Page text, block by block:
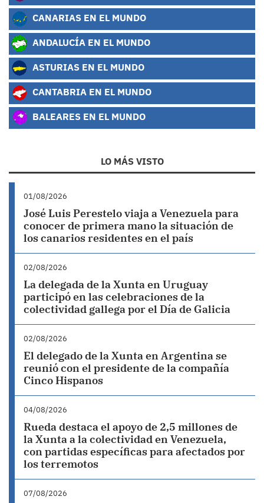
CANARIAS EN EL MUNDO
ANDALUCÍA EN EL MUNDO
ASTURIAS EN EL MUNDO
CANTABRIA EN EL MUNDO
BALEARES EN EL MUNDO
LO MÁS VISTO
01/08/2026
José Luis Perestelo viaja a Venezuela para
conocer de primera mano la situación de
los canarios residentes en el país
02/08/2026
La delegada de la Xunta en Uruguay
participó en las celebraciones de la
colectividad gallega por el Día de Galicia
02/08/2026
El delegado de la Xunta en Argentina se
reunió con el presidente de la compañía
Cinco Hispanos
04/08/2026
Rueda destaca el apoyo de 2,5 millones de
la Xunta a la colectividad en Venezuela,
con partidas específicas para afectados por
los terremotos
07/08/2026